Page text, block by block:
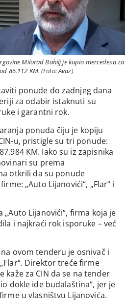
Milorad Bahilj je kupio mercedesa za
86.112 KM. (Foto: Avaz)
ponude do zadnjeg dana
za odabir istaknuti su
i garantni rok.
ponuda čiju je kopiju
u, pristigle su tri ponude:
KM. Iako su iz zapisnika
su prema
otkrili da su ponude
„Auto Lijanovići“, „Flar“ i
Lijanovići“, firma koja je
i najkraći rok isporuke – već
ovom tenderu je osnivač i
Direktor treće firme
kaže za CIN da se na tender
dokle ide budalaština“, jer je
u vlasništvu Lijanovića.